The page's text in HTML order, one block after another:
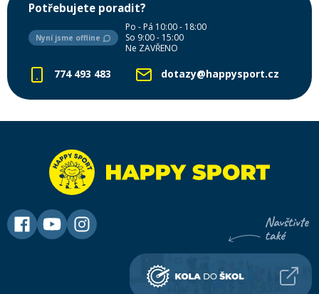
Potřebujete poradit?
Nyní jsme offline
Po - Pá 10:00 - 18:00
So 9:00 - 15:00
Ne ZAVŘENO
774 493 483 dotazy@happysport.cz